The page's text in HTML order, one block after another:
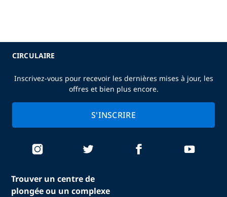
Trouver un centre de
plongée ou un complexe
CIRCULAIRE
Inscrivez-vous pour recevoir les dernières mises à jour, les
offres et bien plus encore.
S'INSCRIRE